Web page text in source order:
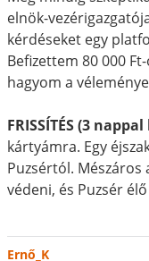
elnök-
kérdéseket egy
Befizettem 80 000
hagyom a
FRISSÍTÉS (3
kártyámra. Egy
Puzsértól.
védeni, és Puzsér
Ernő_K